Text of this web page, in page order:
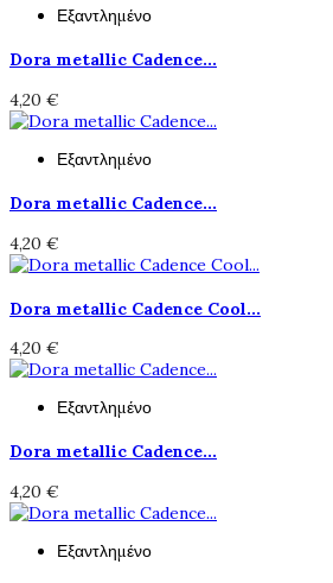
Εξαντλημένο
Dora metallic Cadence...
4,20 €
Εξαντλημένο
Dora metallic Cadence...
4,20 €
Dora metallic Cadence Cool...
4,20 €
Εξαντλημένο
Dora metallic Cadence...
4,20 €
Εξαντλημένο